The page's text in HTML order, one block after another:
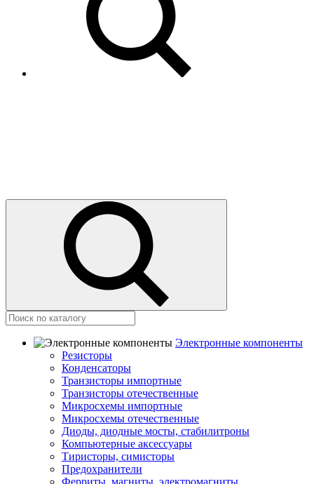
Электронные компоненты
Резисторы
Конденсаторы
Транзисторы импортные
Транзисторы отечественные
Микросхемы импортные
Микросхемы отечественные
Диоды, диодные мосты, стабилитроны
Компьютерные аксессуары
Тиристоры, симисторы
Предохранители
Ферриты, магниты, электромагниты